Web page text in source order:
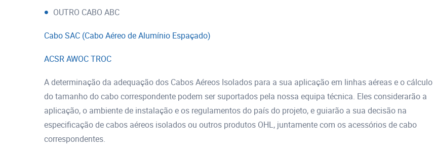
OUTRO CABO ABC
Cabo SAC (Cabo Aéreo de Alumínio Espaçado)
ACSR AWOC TROC
A determinação da adequação dos Cabos Aéreos Isolados para a sua aplicação em linhas aéreas e o cálculo
do tamanho do cabo correspondente podem ser suportados pela nossa equipa técnica. Eles considerarão a
aplicação, o ambiente de instalação e os regulamentos do país do projeto, e guiarão a sua decisão na
especificação de cabos aéreos isolados ou outros produtos OHL, juntamente com os acessórios de cabo
correspondentes.